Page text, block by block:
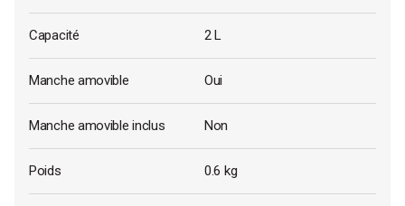
Capacité 2 L
Manche amovible Oui
Manche amovible inclus Non
Poids 0.6 kg